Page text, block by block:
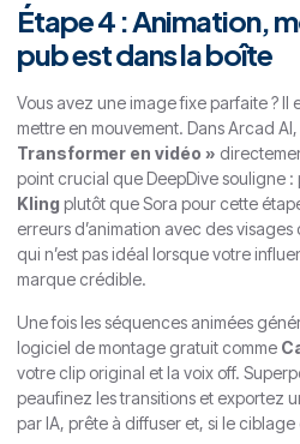
Étape 4 : Animation,
pub est dans la boîte
Vous avez une image fixe parfaite ? Il
mettre en mouvement. Dans Arcad
Transformer en vidéo »
point crucial que DeepDive souligne :
Kling plutôt que Sora pour cette
erreurs d’animation avec des
qui n’est pas idéal lorsque votre
marque crédible.
Une fois les séquences animées
logiciel de montage gratuit comme
votre clip original et la voix off.
peaufinez les transitions et exportez
par IA, prête à diffuser et, si le